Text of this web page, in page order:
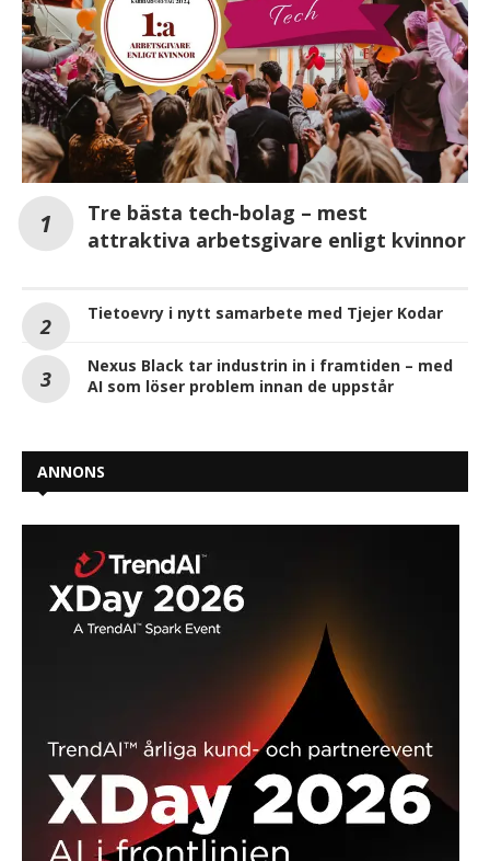
Tre bästa tech-bolag – mest
attraktiva arbetsgivare enligt kvinnor
Tietoevry i nytt samarbete med Tjejer Kodar
Nexus Black tar industrin in i framtiden – med
AI som löser problem innan de uppstår
ANNONS